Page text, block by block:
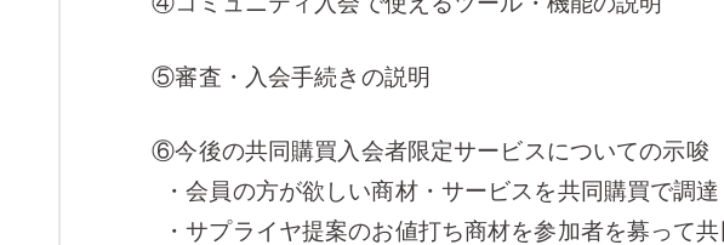
⑤審査・入会手続きの説明
⑥今後の共同購買入会者限定サービスについての示唆
・会員の方が欲しい商材・サービスを共同購買で調達
・サプライヤ提案のお値打ち商材を参加者を募って